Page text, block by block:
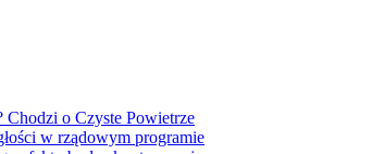
o Czyste Powietrze
w rządowym programie